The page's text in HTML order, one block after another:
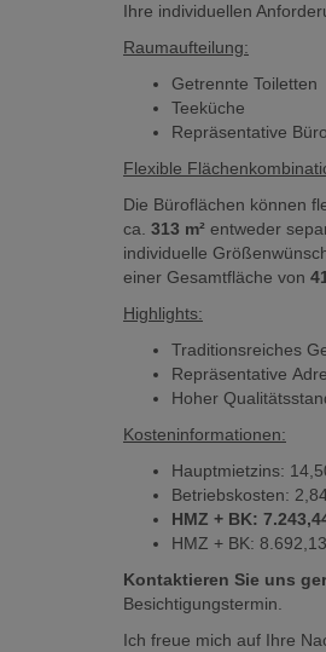
Ihre individuellen
Raumaufteilung:
Getrennte Toiletten
Teeküche
Repräsentative
Flexible
Die Büroflächen können
ca. 313 m² entweder
individuelle
einer Gesamtfläche von
Highlights:
Traditionsreiches
Repräsentative
Hoher
Kosteninformationen:
Hauptmietzins:
Betriebskosten:
HMZ + BK:
HMZ + BK:
Kontaktieren Sie uns
Besichtigungstermin.
Ich freue mich auf Ihre